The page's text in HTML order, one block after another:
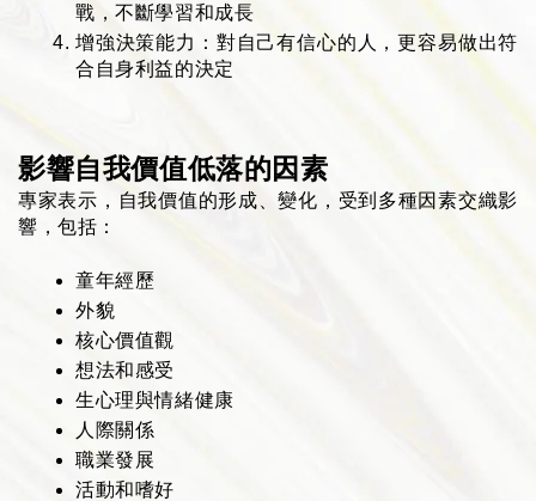
戰，不斷學習和成長
增強決策能力：對自己有信心的人，更容易做出符
合自身利益的決定
影響自我價值低落的因素
專家表示 ，自我價值的形成、變化，受到多種因素交織影
響，包括：
童年經歷
外貌
核心價值觀
想法和感受
生心理與情緒健康
人際關係
職業發展
活動和嗜好